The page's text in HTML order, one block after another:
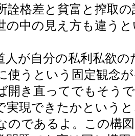
詮格差と貧富と搾取
の中の見え方も違う
人が自分の私利私欲
使うという固定観念
開き直ってでもそう
実現できたかという
のであるよ。この構